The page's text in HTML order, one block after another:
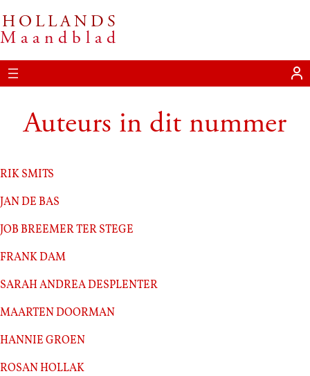
Ga
naar
de
inhoud
HOLLANDS
Maandblad
Auteurs in dit nummer
Rik Smits
Jan de Bas
Job Breemer ter Stege
Frank Dam
Sarah Andrea Desplenter
Maarten Doorman
Hannie Groen
Rosan Hollak